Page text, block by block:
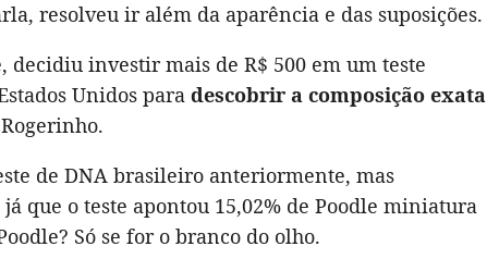
resolveu ir além da aparência e das suposições.
decidiu investir mais de R$ 500 em um teste
Unidos para descobrir a composição exata
de DNA brasileiro anteriormente, mas
que o teste apontou 15,02% de Poodle miniatura
Só se for o branco do olho.